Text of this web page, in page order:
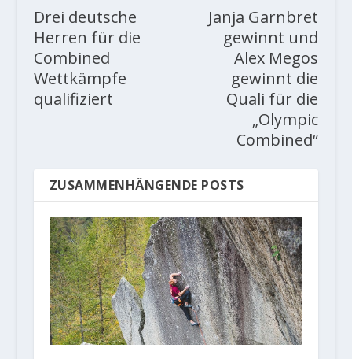
Drei deutsche
Herren für die
Combined
Wettkämpfe
qualifiziert
Janja Garnbret
gewinnt und
Alex Megos
gewinnt die
Quali für die
„Olympic
Combined“
ZUSAMMENHÄNGENDE POSTS